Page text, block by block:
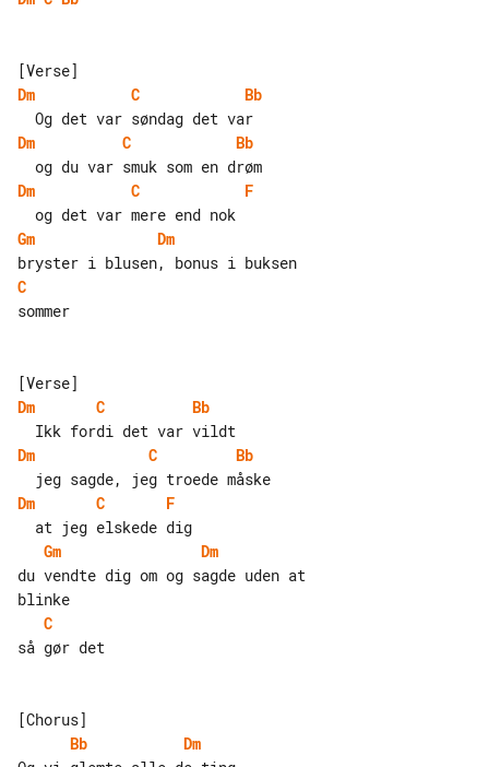
Dm
C
Bb
Dm
C
Bb
Dm
C
F
Gm
Dm
C
sommer
Dm
C
Bb
Dm
C
Bb
Dm
C
F
Gm
Dm
du vendte dig om og sagde uden at
C
så gør det
Bb
Dm